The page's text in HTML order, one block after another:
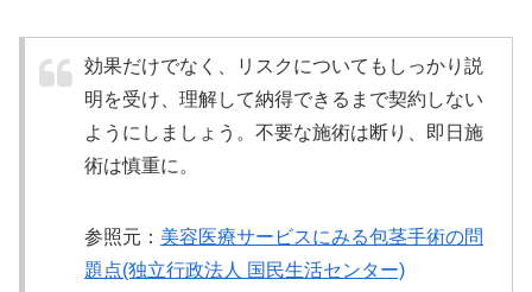
効果だけでなく、リスクについてもしっかり説
明を受け、理解して納得できるまで契約しない
ようにしましょう。不要な施術は断り、即日施
術は慎重に。
参照元： 美容医療サービスにみる包茎手術の問
題点(独立行政法人 国民生活センター)